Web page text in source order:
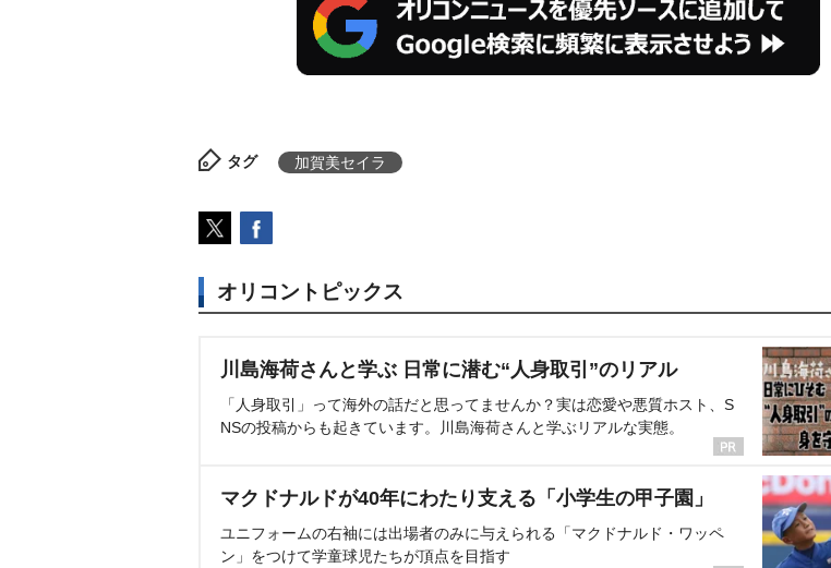
タグ 加賀美セイラ
オリコントピックス
川島海荷さんと学ぶ 日常に潜む“人身取引”のリアル
「人身取引」って海外の話だと思ってませんか？実は恋愛や悪質ホスト、S
NSの投稿からも起きています。川島海荷さんと学ぶリアルな実態。
マクドナルドが40年にわたり支える「小学生の甲子園」
ユニフォームの右袖には出場者のみに与えられる「マクドナルド・ワッペ
ン」をつけて学童球児たちが頂点を目指す